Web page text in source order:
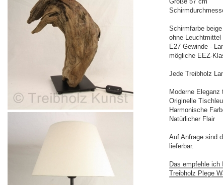
Schirmfarbe beige
ohne Leuchtmittel
E27 Gewinde -
mögliche EEZ-
Jede Treibholz
Moderne
Originelle
Harmonische
Natürlicher Flair
Auf Anfrage sind
lieferbar.
Das empfehle ich
Treibholz Plege